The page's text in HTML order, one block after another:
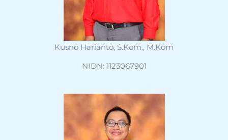
Kusno Harianto, S.Kom., M.Kom
NIDN: 1123067901